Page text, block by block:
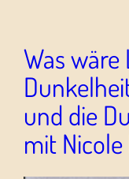
Was
und die
mit